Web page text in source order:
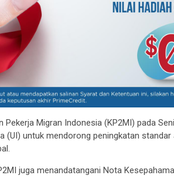
Pekerja Migran Indonesia (KP2MI) pada
(UI) untuk mendorong peningkatan standar
juga menandatangani Nota